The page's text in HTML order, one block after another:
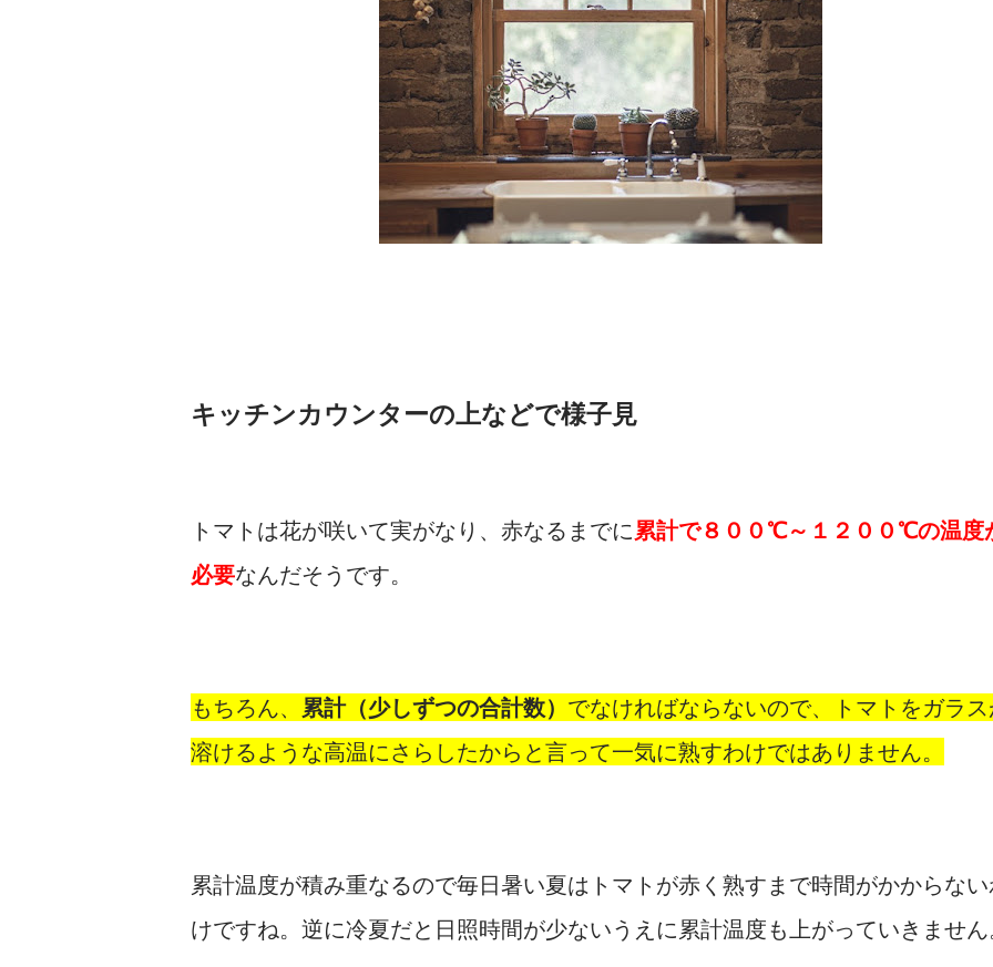
キッチンカウンターの上などで様子見
トマトは花が咲いて実がなり、赤なるまでに累計で８００℃～１２００℃の温度
必要なんだそうです。
もちろん、 累計（少しずつの合計数） でなければならないので、トマトをガラ
溶けるような高温にさらしたからと言って一気に熟すわけではありません。
累計温度が積み重なるので毎日暑い夏はトマトが赤く熟すまで時間がかからない
けですね。逆に冷夏だと日照時間が少ないうえに累計温度も上がっていきません